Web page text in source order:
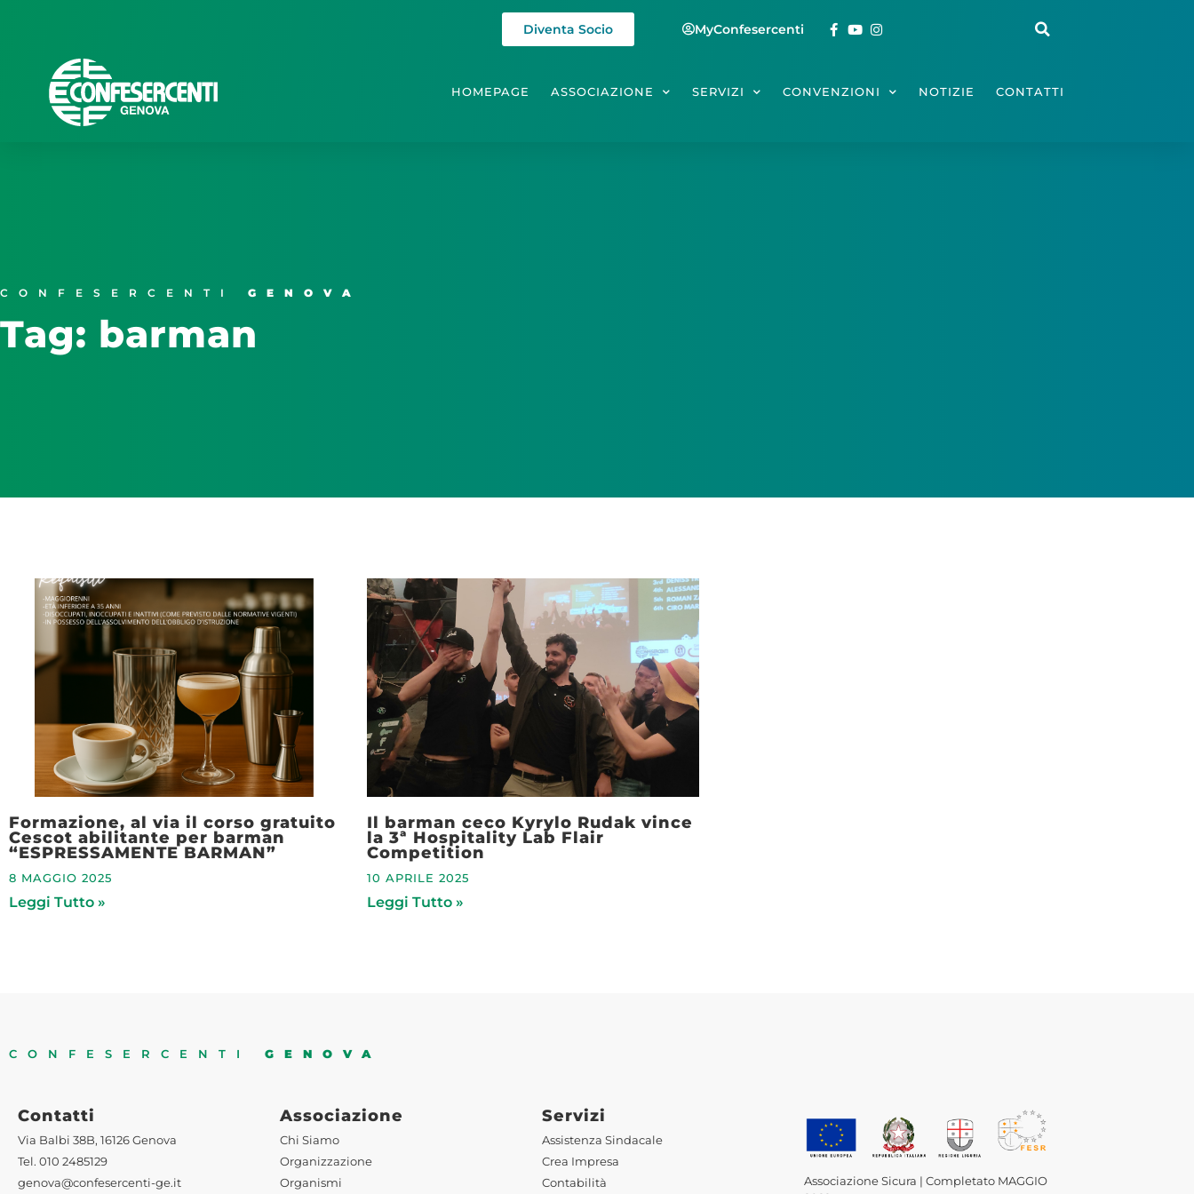
Diventa Socio MyConfesercenti
HOMEPAGE ASSOCIAZIONE SERVIZI CONVENZIONI NOTIZIE CONTATTI
CONFESERCENTI GENOVA
Tag: barman
Formazione, al via il corso gratuito
Cescot abilitante per barman
“ESPRESSAMENTE BARMAN”
8 MAGGIO 2025
Leggi Tutto »
Il barman ceco Kyrylo Rudak vince
la 3ª Hospitality Lab Flair
Competition
10 APRILE 2025
Leggi Tutto »
CONFESERCENTI GENOVA
Contatti
Via Balbi 38B, 16126 Genova
Tel. 010 2485129
genova@confesercenti-ge.it
Associazione
Chi Siamo
Organizzazione
Organismi
Servizi
Assistenza Sindacale
Crea Impresa
Contabilità
Associazione Sicura | Completato MAGGIO